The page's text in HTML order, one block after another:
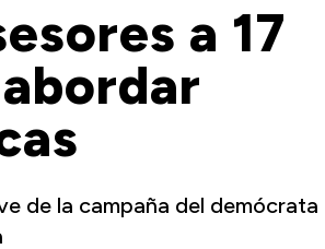
a 17
de la campaña del demócrata